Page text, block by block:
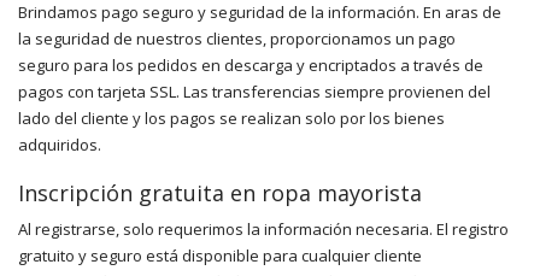
Brindamos pago seguro y seguridad de la información. En aras de
la seguridad de nuestros clientes, proporcionamos un pago
seguro para los pedidos en descarga y encriptados a través de
pagos con tarjeta SSL. Las transferencias siempre provienen del
lado del cliente y los pagos se realizan solo por los bienes
adquiridos.
Inscripción gratuita en ropa mayorista
Al registrarse, solo requerimos la información necesaria. El registro
gratuito y seguro está disponible para cualquier cliente